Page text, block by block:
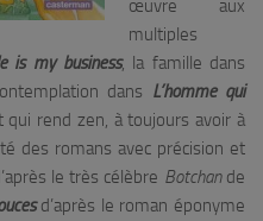
œuvre aux
multiples
is my business, la famille dans
dans L’homme qui
rend zen, à toujours avoir à
des romans avec précision et
le très célèbre Botchande
d’après le roman éponyme